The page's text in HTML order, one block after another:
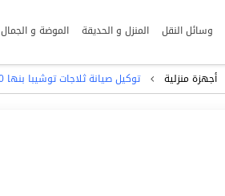
وسائل النقل المنزل و الحديقة الموضة و الجمال
أجهزة منزلية توكيل صيانة ثلاجات توشيبا بنها ‎‎01060037840